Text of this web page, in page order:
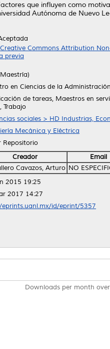
que influyen como
Autónoma de Nuevo
Creative Commons Attribution
previa
en Ciencias de la
de tareas, Maestros en
Trabajo
sociales > HD Industrias,
Mecánica y Eléctrica
Repositorio
Creador
Email
Cavazos, Arturo NO
2015 19:25
2017 14:27
id/eprint/5357
Downloads per month